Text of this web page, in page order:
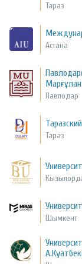
Тараз
Астана
Марғұлан
Павлодар
Тараз
Шымкент